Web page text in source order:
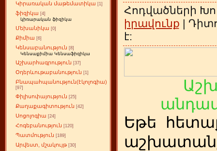
Կիրառական մաթեմատիկա [1]
ֆիզիկա [4]
կիռարական ֆիզիկա
Մեխանիկա [0]
Քիմիա [6]
Կենսաբանություն [8]
Կենսաքիմիա Կենսաֆիզիկա
Աշխարհագրություն [37]
Օդերևութաբանություն [1]
Բնապահպանություն(էկոլոգիա)
[97]
Փիլիսոփայություն [25]
Քաղաքագիտություն [42]
Սոցոլոգիա [24]
Հոգեբանություն [120]
Պատմություն [189]
Արվեստ, մշակույթ [30]
Հոդվածների
իրավունք |
է:
Եթե հ